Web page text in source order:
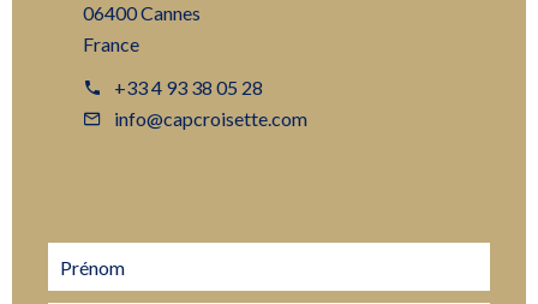
06400 Cannes
France
+33 4 93 38 05 28
info@capcroisette.com